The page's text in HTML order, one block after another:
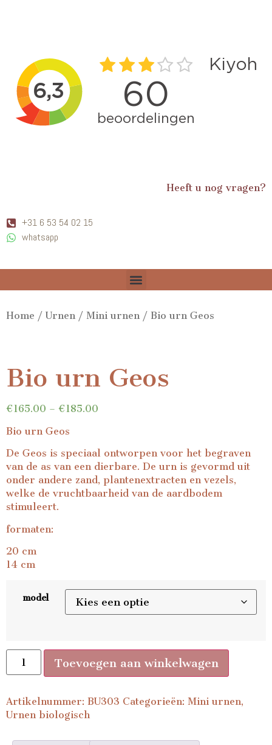
Heeft u nog vragen?
+31 6 53 54 02 15
whatsapp
Home / Urnen / Mini urnen / Bio urn Geos
Bio urn Geos
€165.00 – €185.00
Bio urn Geos
De Geos is speciaal ontworpen voor het begraven
van de as van een dierbare. De urn is gevormd uit
onder andere zand, plantenextracten en vezels,
welke de vruchtbaarheid van de aardbodem
stimuleert.
formaten:
20 cm
14 cm
model
Toevoegen aan winkelwagen
Artikelnummer: BU303 Categorieën: Mini urnen,
Urnen biologisch